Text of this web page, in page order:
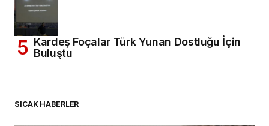
Kardeş Foçalar Türk Yunan Dostluğu İçin
Buluştu
SICAK HABERLER